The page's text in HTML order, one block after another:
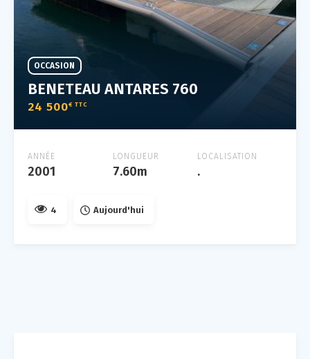
BENETEAU ANTARES 760
24 500€ TTC
OCCASION
ANNÉE
2001
LONGUEUR
7.60m
LOCALISATION
.
4 Aujourd'hui